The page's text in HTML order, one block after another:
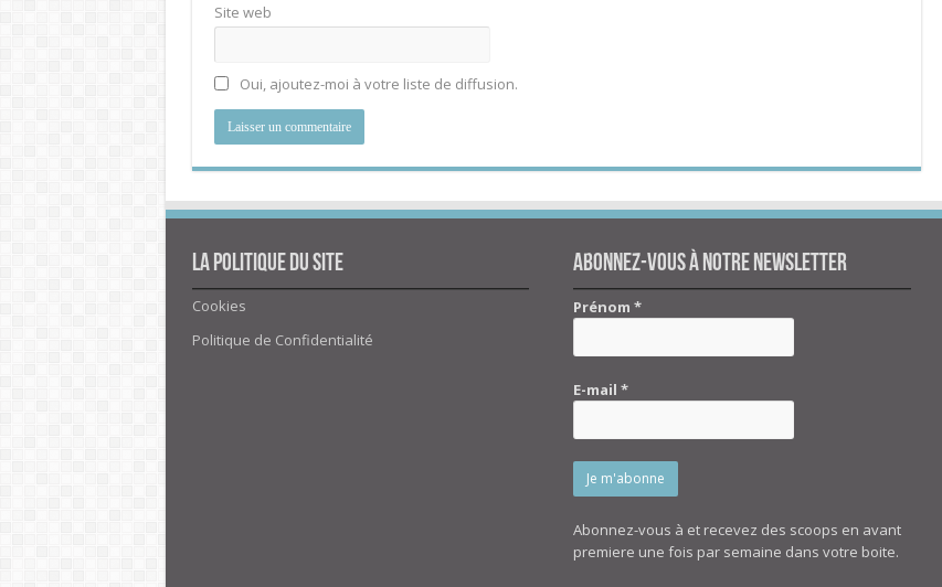
Site web
Oui, ajoutez-moi à votre liste de diffusion.
La politique du site
Cookies
Politique de Confidentialité
Abonnez-vous à notre newsletter
Prénom*
E-mail*
Abonnez-vous à et recevez des scoops en avant
premiere une fois par semaine dans votre boite.